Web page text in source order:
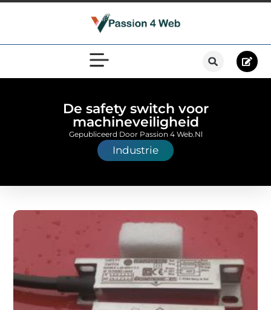
De safety switch voor
machineveiligheid
Industrie
Gepubliceerd Door Passion 4 Web.nl